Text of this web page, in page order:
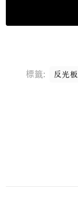
標籤: 反光板